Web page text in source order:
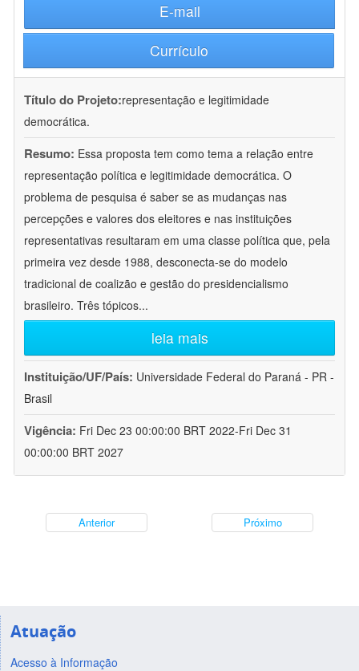
E-mail
Currículo
Título do Projeto:representação e legitimidade
democrática.
Resumo: Essa proposta tem como tema a relação entre
representação política e legitimidade democrática. O
problema de pesquisa é saber se as mudanças nas
percepções e valores dos eleitores e nas instituições
representativas resultaram em uma classe política que, pela
primeira vez desde 1988, desconecta-se do modelo
tradicional de coalizão e gestão do presidencialismo
brasileiro. Três tópicos...
leia mais
Instituição/UF/País: Universidade Federal do Paraná - PR -
Brasil
Vigência: Fri Dec 23 00:00:00 BRT 2022-Fri Dec 31
00:00:00 BRT 2027
Anterior Próximo
Atuação
Acesso à Informação